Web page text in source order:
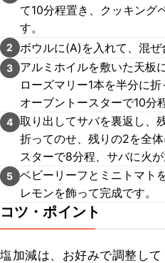
て10分程置き、クッキング
す。
2 ボウルに(A)を入れて、混ぜ
3
アルミホイルを敷いた天板
ローズマリー1本を半分に
オーブントースターで10分
4 取り出してサバを裏返し、
折ってのせ、残りの2を全
スターで8分程、サバに火が
5 ベビーリーフとミニトマト
レモンを飾って完成です。
コツ・ポイント
塩加減は、お好みで調整して